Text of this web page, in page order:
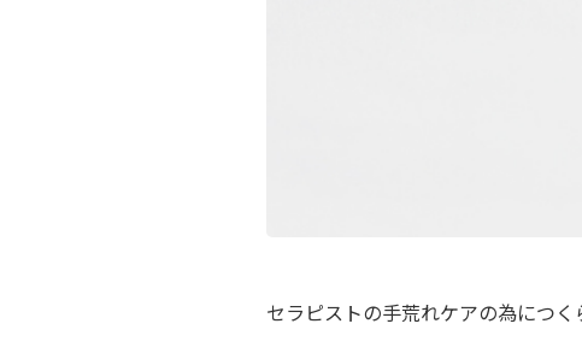
セラピストの手荒れケアの為につ